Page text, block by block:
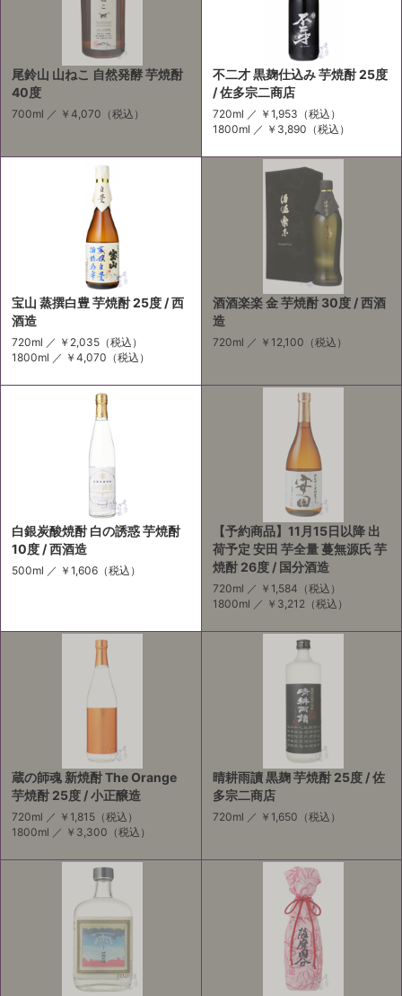
尾鈴山 山ねこ 自然発酵 芋焼酎
40度
700ml ／ ￥4,070 （税込）
不二才 黒麹仕込み 芋焼酎 25度
/ 佐多宗二商店
720ml ／ ￥1,953 （税込）
1800ml ／ ￥3,890 （税込）
宝山 蒸撰白豊 芋焼酎 25度 / 西
酒造
720ml ／ ￥2,035 （税込）
1800ml ／ ￥4,070 （税込）
酒酒楽楽 金 芋焼酎 30度 / 西酒
造
720ml ／ ￥12,100 （税込）
白銀炭酸焼酎 白の誘惑 芋焼酎
10度 / 西酒造
500ml ／ ￥1,606 （税込）
【予約商品】11月15日以降 出
荷予定 安田 芋全量 蔓無源氏 芋
焼酎 26度 / 国分酒造
720ml ／ ￥1,584 （税込）
1800ml ／ ￥3,212 （税込）
蔵の師魂 新焼酎 The Orange
芋焼酎 25度 / 小正醸造
720ml ／ ￥1,815 （税込）
1800ml ／ ￥3,300 （税込）
晴耕雨讀 黒麹 芋焼酎 25度 / 佐
多宗二商店
720ml ／ ￥1,650 （税込）